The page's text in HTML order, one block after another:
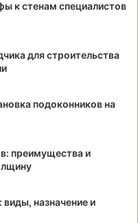
к стенам специалистов
для строительства
подоконников на
преимущества и
назначение и